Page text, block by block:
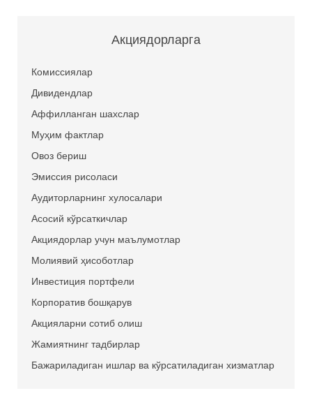
Акциядорларга
Комиссиялар
Дивидендлар
Аффилланган шахслар
Муҳим фактлар
Овоз бериш
Эмиссия рисоласи
Аудиторларнинг хулосалари
Асосий кўрсаткичлар
Акциядорлар учун маълумотлар
Молиявий ҳисоботлар
Инвестиция портфели
Корпоратив бошқарув
Акцияларни сотиб олиш
Жамиятнинг тадбирлар
Бажариладиган ишлар ва кўрсатиладиган хизматлар